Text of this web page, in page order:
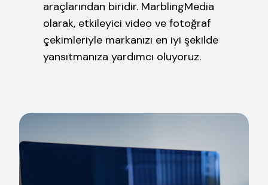
araçlarından biridir. MarblingMedia
olarak, etkileyici video ve fotoğraf
çekimleriyle markanızı en iyi şekilde
yansıtmanıza yardımcı oluyoruz.